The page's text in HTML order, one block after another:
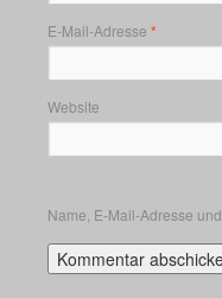
E-Mail-Adresse *
Website
Name, E-Mail-Adresse